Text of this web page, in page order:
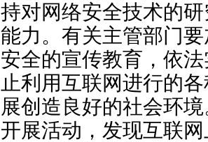
持对网络安全技术的
能力。有关主管部门
安全的宣传教育，依
止利用互联网进行的
展创造良好的社会环
开展活动，发现互联